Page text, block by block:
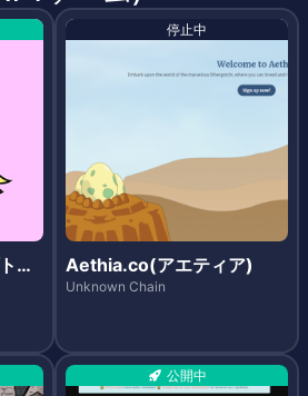
キ
停止中
Aethia.co(アエティア)
Unknown Chain
公開中